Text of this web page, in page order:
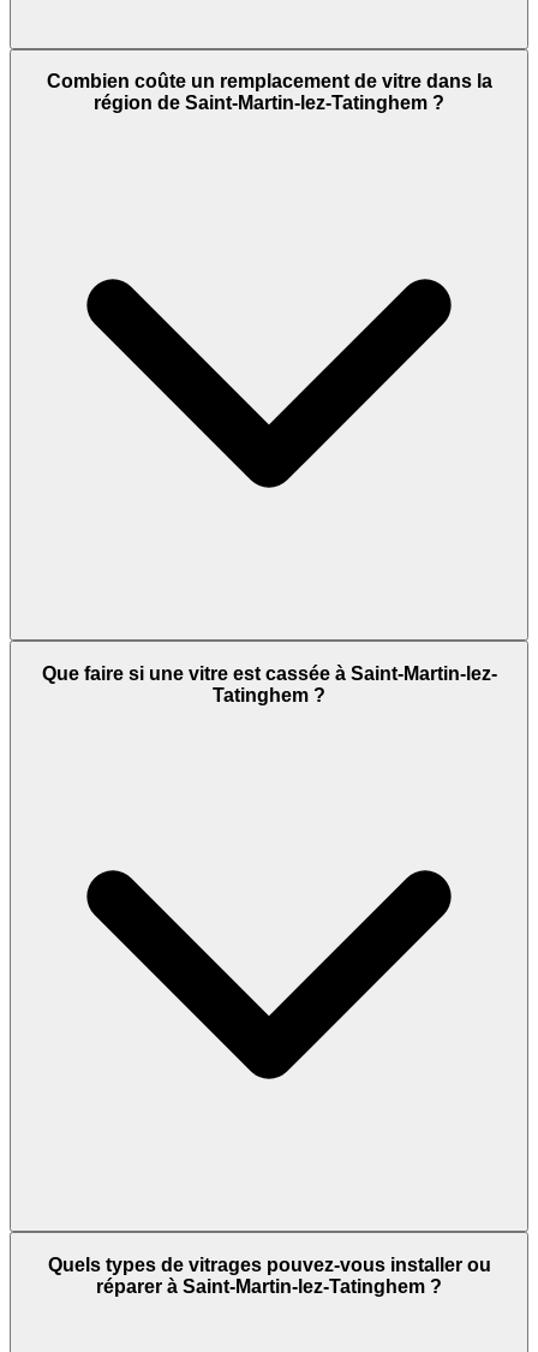
Combien coûte un remplacement de vitre dans la
région de Saint-Martin-lez-Tatinghem ?
Que faire si une vitre est cassée à Saint-Martin-lez-
Tatinghem ?
Quels types de vitrages pouvez-vous installer ou
réparer à Saint-Martin-lez-Tatinghem ?